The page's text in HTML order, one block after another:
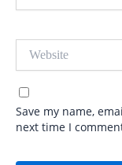
Save my name,
next time I